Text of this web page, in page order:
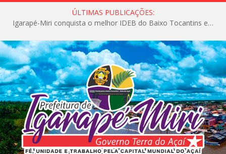
ÚLTIMAS PUBLICAÇÕES:
Igarapé-Miri conquista o melhor IDEB do Baixo Tocantins e avança na qualidade da educação pública